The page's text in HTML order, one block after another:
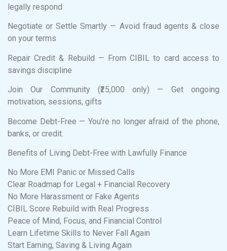
legally respond
Negotiate or Settle Smartly — Avoid fraud agents & close
on your terms
Repair Credit & Rebuild — From CIBIL to card access to
savings discipline
Join Our Community (₹25,000 only) — Get ongoing
motivation, sessions, gifts
Become Debt-Free — You’re no longer afraid of the phone,
banks, or credit.
Benefits of Living Debt-Free with Lawfully Finance
No More EMI Panic or Missed Calls
Clear Roadmap for Legal + Financial Recovery
No More Harassment or Fake Agents
CIBIL Score Rebuild with Real Progress
Peace of Mind, Focus, and Financial Control
Learn Lifetime Skills to Never Fall Again
Start Earning, Saving & Living Again